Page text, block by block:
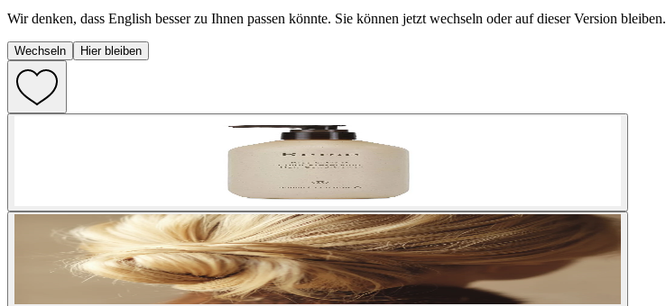
Wir denken, dass English besser zu Ihnen passen könnte. Sie können jetzt wechseln oder auf dieser Version bleiben.
Wechseln Hier bleiben